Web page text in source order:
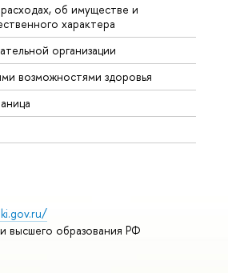
об имуществе и
характера
организации
возможностями здоровья
высшего образования РФ